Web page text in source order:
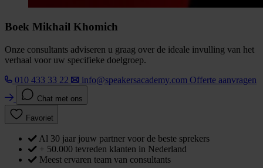
Boek Mikhail Khomich
Onze consultants adviseren u graag over de ideale invulling van het
verhaal voor uw specifieke doelgroep.
010 433 33 22
info@speakersacademy.com Offerte aanvragen
Chat met ons
Favoriet
Al 30 jaar jouw partner voor de beste sprekers
+ 50.000 tevreden klanten in Nederland
Meest ervaren team van consultants